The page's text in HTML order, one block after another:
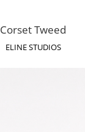
Corset Tweed
ELINE STUDIOS